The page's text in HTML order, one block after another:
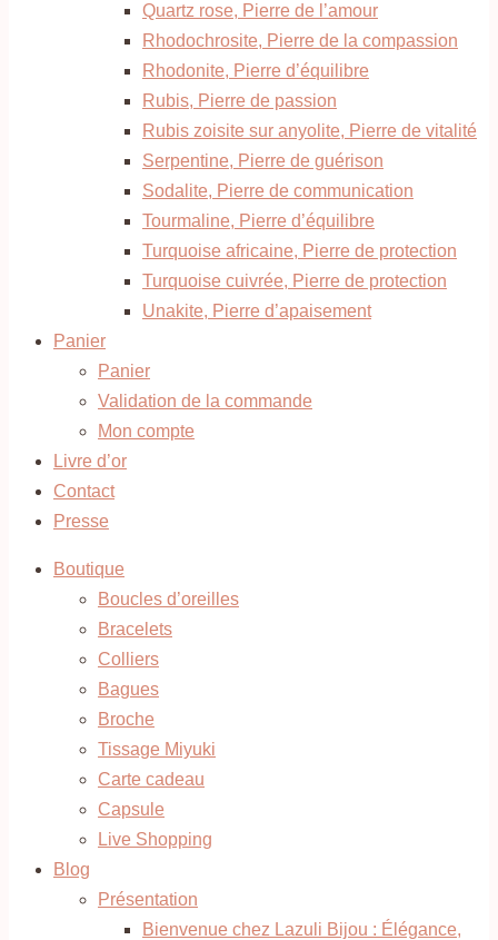
Quartz rose, Pierre de l’amour
Rhodochrosite, Pierre de la compassion
Rhodonite, Pierre d’équilibre
Rubis, Pierre de passion
Rubis zoisite sur anyolite, Pierre de vitalité
Serpentine, Pierre de guérison
Sodalite, Pierre de communication
Tourmaline, Pierre d’équilibre
Turquoise africaine, Pierre de protection
Turquoise cuivrée, Pierre de protection
Unakite, Pierre d’apaisement
Panier
Panier
Validation de la commande
Mon compte
Livre d’or
Contact
Presse
Boutique
Boucles d’oreilles
Bracelets
Colliers
Bagues
Broche
Tissage Miyuki
Carte cadeau
Capsule
Live Shopping
Blog
Présentation
Bienvenue chez Lazuli Bijou : Élégance,